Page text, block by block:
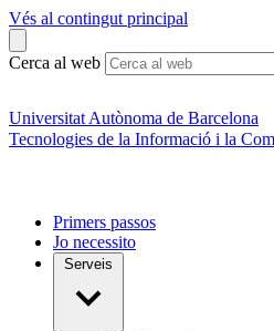
Vés al contingut principal
Cerca al web
Universitat Autònoma de Barcelona
Tecnologies de la Informació i la
Primers passos
Jo necessito
Serveis